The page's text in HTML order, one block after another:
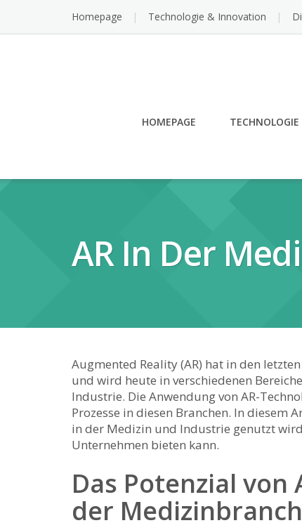
content
Homepage Technologie & Innovation
HOMEPAGE
AR In Der
Augmented Reality (AR)⁢ hat⁣ in den
und wird ‌heute in ‌verschiedenen​
Industrie. Die Anwendung von AR-
Prozesse in diesen Branchen. In diesem​
⁤in der Medizin und Industrie genutzt
Unternehmen bieten kann.
Das​ Potenzial⁣
der